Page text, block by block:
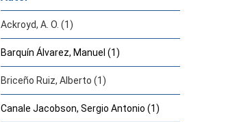
Ackroyd, A. O. (1)
Barquín Álvarez, Manuel (1)
Briceño Ruiz, Alberto (1)
Canale Jacobson, Sergio Antonio (1)